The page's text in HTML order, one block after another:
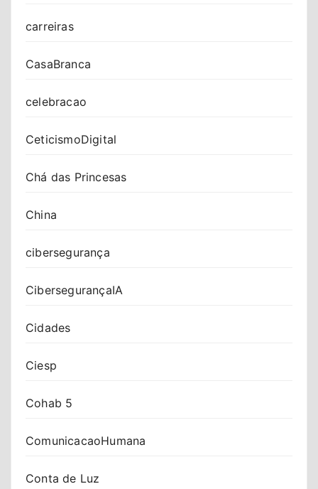
carreiras
CasaBranca
celebracao
CeticismoDigital
Chá das Princesas
China
cibersegurança
CibersegurançaIA
Cidades
Ciesp
Cohab 5
ComunicacaoHumana
Conta de Luz